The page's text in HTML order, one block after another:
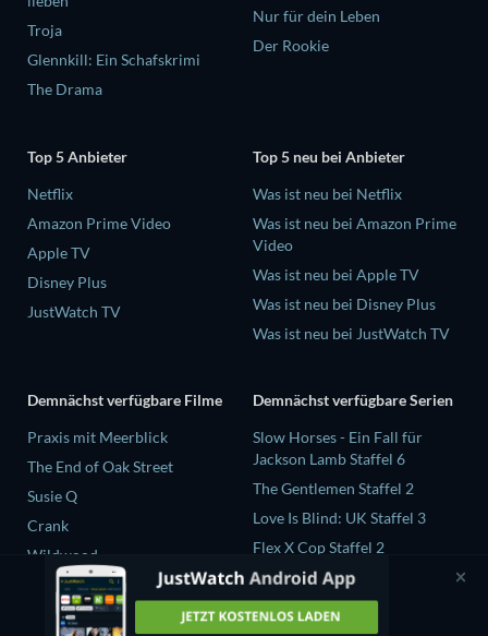
Troja
Glennkill: Ein Schafskrimi
The Drama
Nur für dein Leben
Der Rookie
Top 5 Anbieter
Netflix
Amazon Prime Video
Apple TV
Disney Plus
JustWatch TV
Top 5 neu bei Anbieter
Was ist neu bei Netflix
Was ist neu bei Amazon Prime
Video
Was ist neu bei Apple TV
Was ist neu bei Disney Plus
Was ist neu bei JustWatch TV
Demnächst verfügbare Filme
Praxis mit Meerblick
The End of Oak Street
Susie Q
Crank
Wildwood
Demnächst verfügbare Serien
Slow Horses - Ein Fall für
Jackson Lamb Staffel 6
The Gentlemen Staffel 2
Love Is Blind: UK Staffel 3
Flex X Cop Staffel 2
The Chosen in the Wild with
Bear Grylls Staffel 1